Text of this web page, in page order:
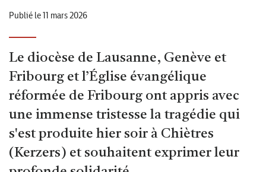
Publié le 11 mars 2026
Le diocèse de Lausanne, Genève et
Fribourg et l’Église évangélique
réformée de Fribourg ont appris avec
une immense tristesse la tragédie qui
s'est produite hier soir à Chiètres
(Kerzers) et souhaitent exprimer leur